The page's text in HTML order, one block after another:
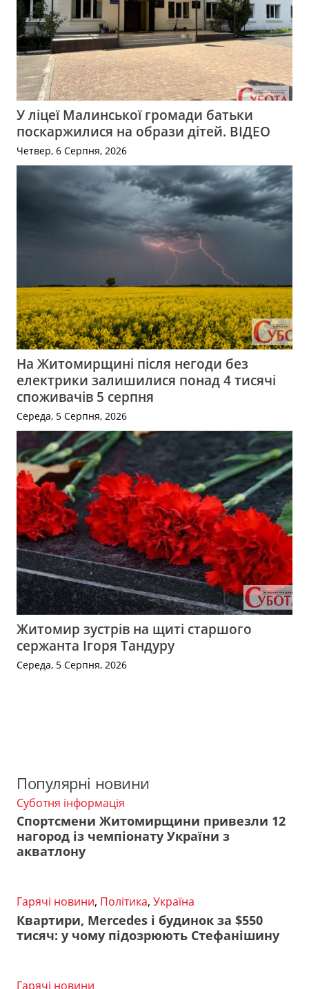
У ліцеї Малинської громади батьки
поскаржилися на образи дітей. ВІДЕО
Четвер, 6 Серпня, 2026
На Житомирщині після негоди без
електрики залишилися понад 4 тисячі
споживачів 5 серпня
Середа, 5 Серпня, 2026
Житомир зустрів на щиті старшого
сержанта Ігоря Тандуру
Середа, 5 Серпня, 2026
Популярні новини
Суботня інформація
Спортсмени Житомирщини привезли 12
нагород із чемпіонату України з
акватлону
Гарячі новини, Політика, Україна
Квартири, Mercedes і будинок за $550
тисяч: у чому підозрюють Стефанішину
Гарячі новини